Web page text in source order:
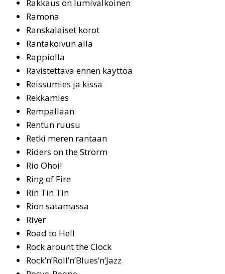
Rak­kaus on lu­mi­val­koi­nen
Ra­mo­na
Rans­ka­lai­set ko­rot
Rantakoivun alla
Rap­piol­la
Ravistettava ennen käyttöä
Reis­su­mies ja kis­sa
Rekkamies
Rem­pal­laan
Ren­tun ruu­su
Ret­ki me­ren ran­taan
Ri­ders on the St­rorm
Rio Ohoi!
Ring of Fi­re
Rin Tin Tin
Rion sa­ta­mas­sa
Ri­ver
Road to Hell
Rock arount the Clock
Rock’n’Roll’n’Blues’n’Jazz